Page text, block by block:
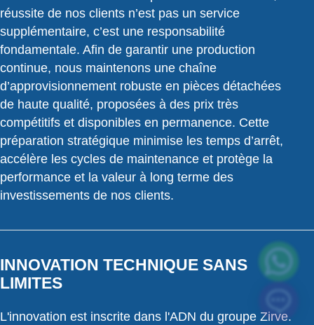
réussite de nos clients n’est pas un service
supplémentaire, c’est une responsabilité
fondamentale. Afin de garantir une production
continue, nous maintenons une chaîne
d’approvisionnement robuste en pièces détachées
de haute qualité, proposées à des prix très
compétitifs et disponibles en permanence. Cette
préparation stratégique minimise les temps d’arrêt,
accélère les cycles de maintenance et protège la
performance et la valeur à long terme des
investissements de nos clients.
INNOVATION TECHNIQUE SANS
LIMITES
L'innovation est inscrite dans l'ADN du groupe Zirve.